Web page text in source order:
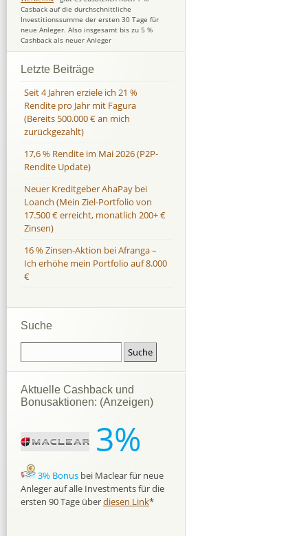
Casback auf die durchschnittliche
Investitionssumme der ersten 30 Tage für
neue Anleger. Also insgesamt bis zu 5 %
Cashback als neuer Anleger
Letzte Beiträge
Seit 4 Jahren erziele ich 21 %
Rendite pro Jahr mit Fagura
(Bereits 500.000 € an mich
zurückgezahlt)
17,6 % Rendite im Mai 2026 (P2P-
Rendite Update)
Neuer Kreditgeber AhaPay bei
Loanch (Mein Ziel-Portfolio von
17.500 € erreicht, monatlich 200+ €
Zinsen)
16 % Zinsen-Aktion bei Afranga –
Ich erhöhe mein Portfolio auf 8.000
€
Suche
Aktuelle Cashback und
Bonusaktionen: (Anzeigen)
3%
3% Bonus bei Maclear für neue
Anleger auf alle Investments für die
ersten 90 Tage überdiesen Link*